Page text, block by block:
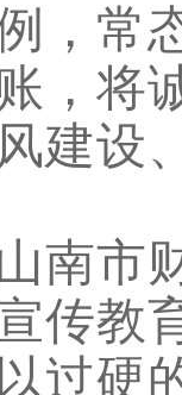
，常
，将
建设
南市
传教
过硬